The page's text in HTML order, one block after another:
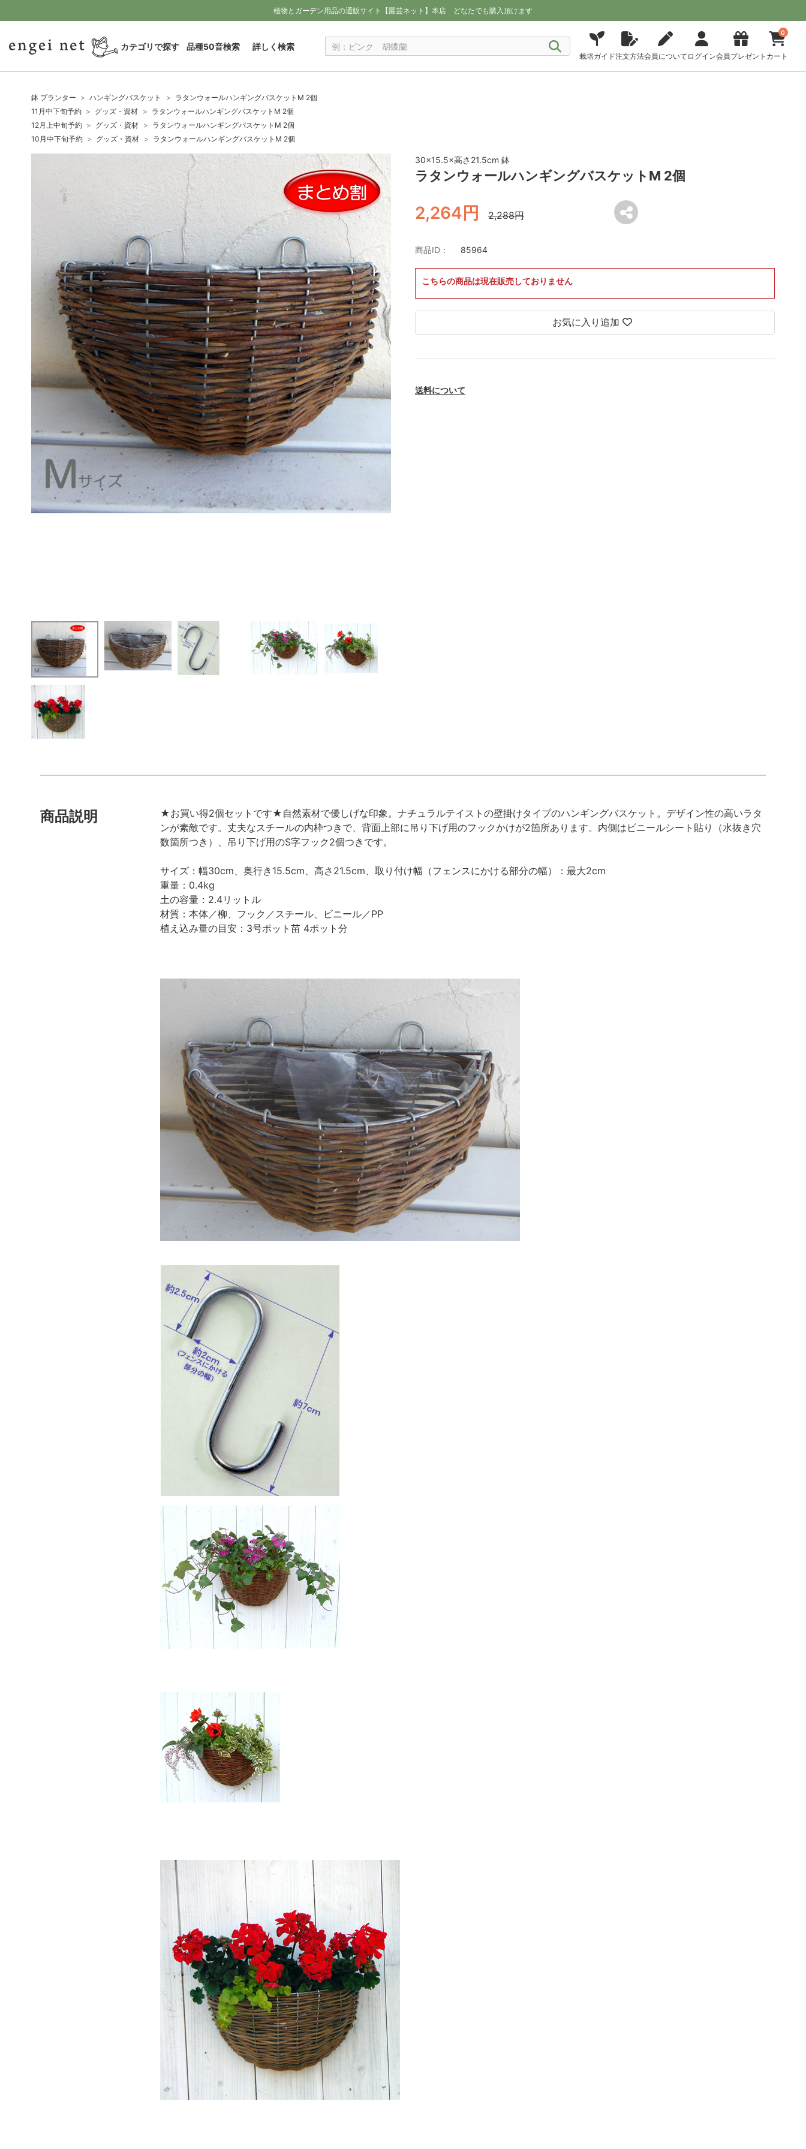
植物とガーデン用品の通販サイト【園芸ネット】本店 どなたでも購入頂けます
カテゴリで探す 品種50音検索 詳しく検索
栽培ガイド注文方法会員について ログイン会員プレゼント
0
カート
鉢 プランター ハンギングバスケット
ラタンウォールハンギングバスケットM 2個
11月中下旬予約
グッズ・資材
ラタンウォールハンギングバスケットM 2個
12月上中旬予約
グッズ・資材
ラタンウォールハンギングバスケットM 2個
10月中下旬予約
グッズ・資材 ラタンウォールハンギングバスケットM 2個
30×15.5×高さ21.5cm 鉢
ラタンウォールハンギングバスケットM 2個
2,264円 2,288円
商品ID： 85964
こちらの商品は現在販売しておりません
お気に入り追加
送料について
商品説明
★お買い得2個セットです★自然素材で優しげな印象。ナチュラルテイストの壁掛けタイプのハンギングバスケット。デザイン性の高いラタ
ンが素敵です。丈夫なスチールの内枠つきで、背面上部に吊り下げ用のフックかけが2箇所あります。内側はビニールシート貼り（水抜き穴
数箇所つき）、吊り下げ用のS字フック2個つきです。
サイズ：幅30cm、奥行き15.5cm、高さ21.5cm、取り付け幅（フェンスにかける部分の幅）：最大2cm
重量：0.4kg
土の容量：2.4リットル
材質：本体／柳、フック／スチール、ビニール／PP
植え込み量の目安：3号ポット苗 4ポット分